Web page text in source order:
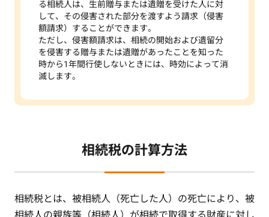
る相続人は、生前贈与または遺贈を受けた人に対
して、その侵害された部分を渡すよう請求（侵害
額請求）することができます。
ただし、侵害額請求は、相続の開始および遺留分
を侵害する贈与または遺贈があったことを知った
時から1年間行使しないときには、時効によって消
滅します。
相続税の計算方法
相続税とは、被相続人（死亡した人）の死亡により、被